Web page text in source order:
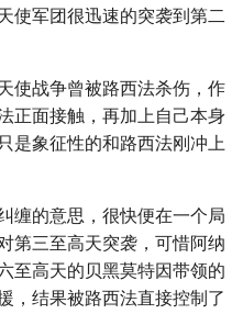
使军团很迅速的突袭到第二
使战争曾被路西法杀伤，作
正面接触，再加上自己本身
是象征性的和路西法刚冲上
缠的意思，很快便在一个局
第三至高天突袭，可惜阿纳
至高天的贝黑莫特因带领的
，结果被路西法直接控制了